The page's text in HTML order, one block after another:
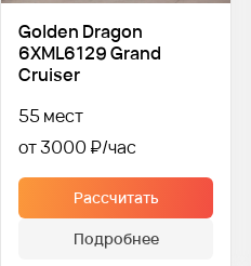
Golden Dragon
6XML6129 Grand
Cruiser
55 мест
от 3000 ₽
Рассчитать
Подробнее